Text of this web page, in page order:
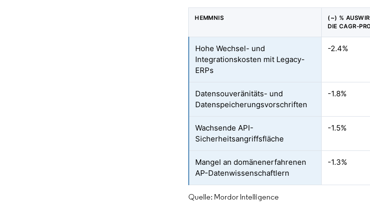
HEMMNIS
(~) %
DIE CAGR-
Hohe Wechsel- und
Integrationskosten mit Legacy-
ERPs
-2.4%
Datensouveränitäts- und
Datenspeicherungsvorschriften
-1.8%
Wachsende API-
Sicherheitsangriffsfläche
-1.5%
Mangel an domänenerfahrenen
AP-Datenwissenschaftlern
-1.3%
Quelle: Mordor Intelligence